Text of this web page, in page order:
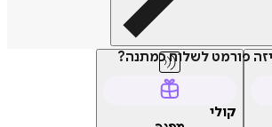
פורמט לשלוח כמתנה?
קולי